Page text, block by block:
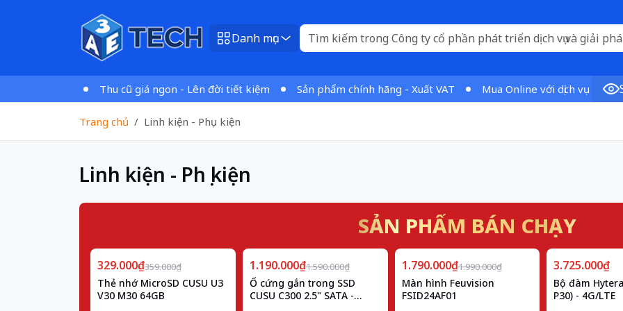
Danh mục
Thu cũ giá ngon - Lên đời tiết kiệm Sản phẩm chính hãng - Xuất VAT Mua Online với dịch vụ vượt trội
Trang chủ Linh kiện - Phụ kiện
Linh kiện - Phụ kiện
SẢN PHẨM BÁN CHẠY
Giảm8%
329.000₫359.000₫
Thẻ nhớ MicroSD CUSU U3
V30 M30 64GB
Giảm25%
1.190.000₫1.590.000₫
Ổ cứng gắn trong SSD
CUSU C300 2.5" SATA -
Giảm10%
1.790.000₫1.990.000₫
Màn hình Feuvision
FSID24AF01
3.725.000₫
Bộ đàm
P30) - 4G/LTE